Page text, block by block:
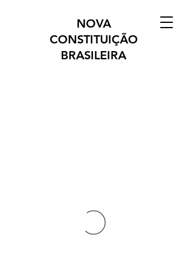
NOVA
CONSTITUIÇÃO
BRASILEIRA